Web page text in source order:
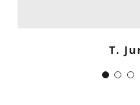
T.
J.